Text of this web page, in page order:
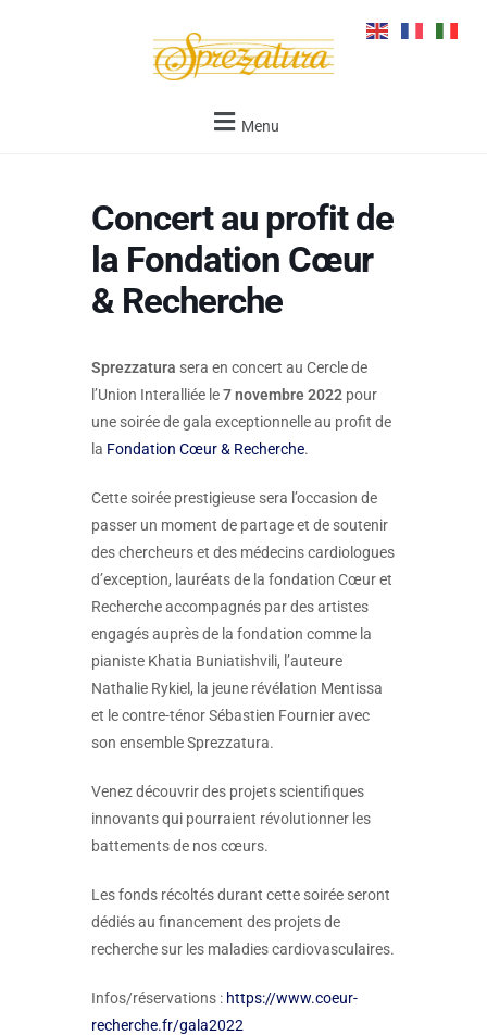
Menu
Concert au profit de
la Fondation Cœur
& Recherche
Sprezzatura sera en concert au Cercle de
l’Union Interalliée le7 novembre 2022 pour
une soirée de gala exceptionnelle au profit de
la Fondation Cœur & Recherche.
Cette soirée prestigieuse sera l’occasion de
passer un moment de partage et de soutenir
des chercheurs et des médecins cardiologues
d’exception, lauréats de la fondation Cœur et
Recherche accompagnés par des artistes
engagés auprès de la fondation comme la
pianiste Khatia Buniatishvili, l’auteure
Nathalie Rykiel, la jeune révélation Mentissa
et le contre-ténor Sébastien Fournier avec
son ensemble Sprezzatura.
Venez découvrir des projets scientifiques
innovants qui pourraient révolutionner les
battements de nos cœurs.
Les fonds récoltés durant cette soirée seront
dédiés au financement des projets de
recherche sur les maladies cardiovasculaires.
Infos/réservations : https://www.coeur-
recherche.fr/gala2022